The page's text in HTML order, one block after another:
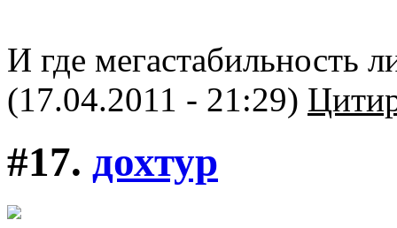
И где мегастабильность
(17.04.2011 - 21:29)
#17. дохтур